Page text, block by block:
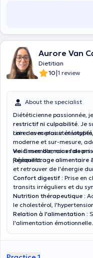
Aurore Van
Dietitian
10|1 review
About the specialist
Diététicienne passionnée,
restrictif ni culpabilité. Je
rimer avec plaisir et
Loin des menus
moderne et sur-mesure,
vie. Ensemble, nous
jugement.
Voici mes domaines de
Rééquilibrage alimentaire
et retrouver de l'énergie
Confort digestif : Prise en
transits irréguliers et du
Nutrition thérapeutique :
le cholestérol,
Relation à l'alimentation :
l'alimentation émotionnelle.